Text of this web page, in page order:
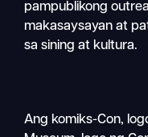
pampublikong
makasaysayan at
sa sining at kultura.
Ang komiks-Con,